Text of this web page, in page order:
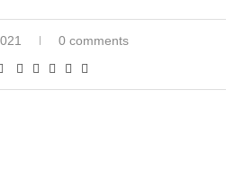
0 comments